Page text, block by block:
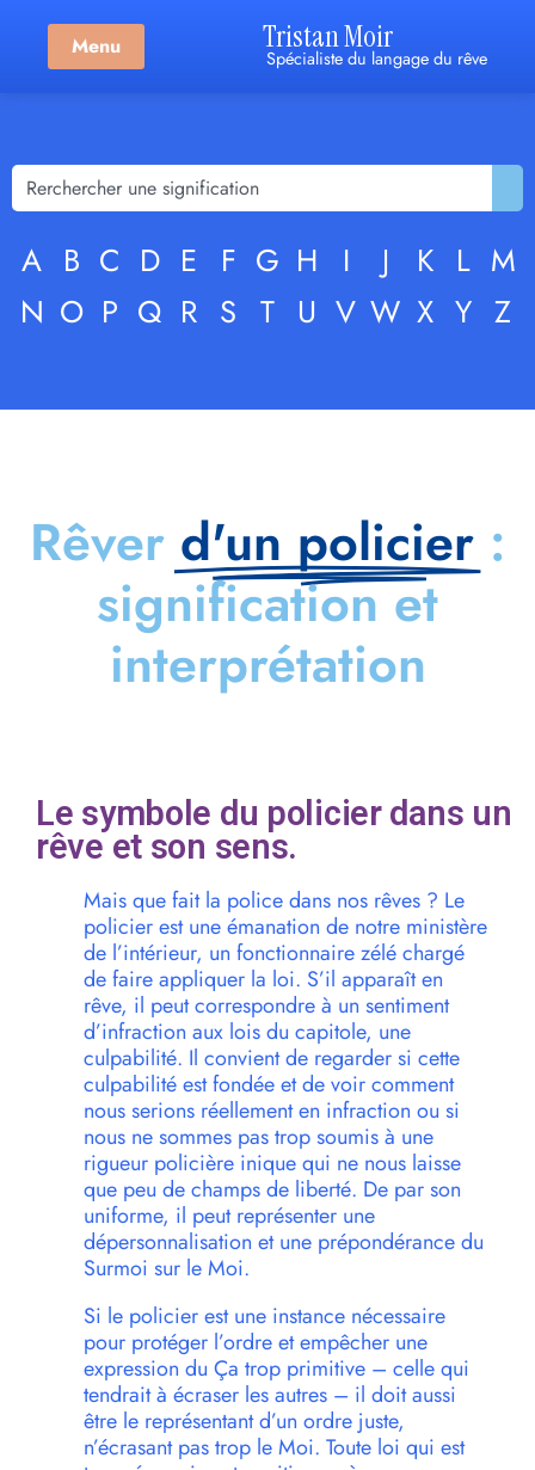
Menu Tristan Moir
Spécialiste du langage du rêve
A B C D E F G H I J K L M
N O P Q R S T U V W X Y Z
Rêver d'un policier :
signification et
interprétation
Le symbole du policier dans un
rêve et son sens.
Mais que fait la police dans nos rêves ? Le
policier est une émanation de notre ministère
de l’intérieur, un fonctionnaire zélé chargé
de faire appliquer la loi. S’il apparaît en
rêve, il peut correspondre à un sentiment
d’infraction aux lois du capitole, une
culpabilité. Il convient de regarder si cette
culpabilité est fondée et de voir comment
nous serions réellement en infraction ou si
nous ne sommes pas trop soumis à une
rigueur policière inique qui ne nous laisse
que peu de champs de liberté. De par son
uniforme, il peut représenter une
dépersonnalisation et une prépondérance du
Surmoi sur le Moi.
Si le policier est une instance nécessaire
pour protéger l’ordre et empêcher une
expression du Ça trop primitive – celle qui
tendrait à écraser les autres – il doit aussi
être le représentant d’un ordre juste,
n’écrasant pas trop le Moi. Toute loi qui est